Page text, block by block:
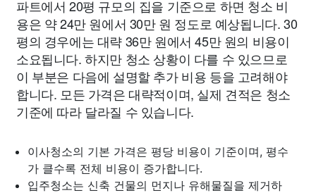
파트에서 20평 규모의 집을 기준으로 하면 청소 비
용은 약 24만 원에서 30만 원 정도로 예상됩니다. 30
평의 경우에는 대략 36만 원에서 45만 원의 비용이
소요됩니다. 하지만 청소 상황이 다를 수 있으므로
이 부분은 다음에 설명할 추가 비용 등을 고려해야
합니다. 모든 가격은 대략적이며, 실제 견적은 청소
기준에 따라 달라질 수 있습니다.
이사청소의 기본 가격은 평당 비용이 기준이며, 평수
가 클수록 전체 비용이 증가합니다.
입주청소는 신축 건물의 먼지나 유해물질을 제거하